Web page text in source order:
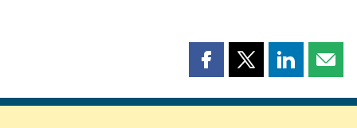
Partager
page
Partager
page
Partager
page page